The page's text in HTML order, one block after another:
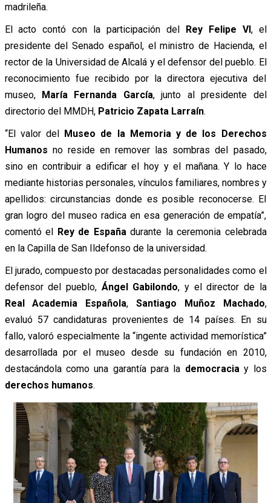
madrileña.
El acto contó con la participación del Rey Felipe VI, el
presidente del Senado español, el ministro de Hacienda, el
rector de la Universidad de Alcalá y el defensor del pueblo. El
reconocimiento fue recibido por la directora ejecutiva del
museo, María Fernanda García, junto al presidente del
directorio del MMDH, Patricio Zapata Larraín.
“El valor del Museo de la Memoria y de los Derechos
Humanos no reside en remover las sombras del pasado,
sino en contribuir a edificar el hoy y el mañana. Y lo hace
mediante historias personales, vínculos familiares, nombres y
apellidos: circunstancias donde es posible reconocerse. El
gran logro del museo radica en esa generación de empatía”,
comentó el Rey de España durante la ceremonia celebrada
en la Capilla de San Ildefonso de la universidad.
El jurado, compuesto por destacadas personalidades como el
defensor del pueblo, Ángel Gabilondo, y el director de la
Real Academia Española, Santiago Muñoz Machado,
evaluó 57 candidaturas provenientes de 14 países. En su
fallo, valoró especialmente la “ingente actividad memorística”
desarrollada por el museo desde su fundación en 2010,
destacándola como una garantía para la democracia y los
derechos humanos.